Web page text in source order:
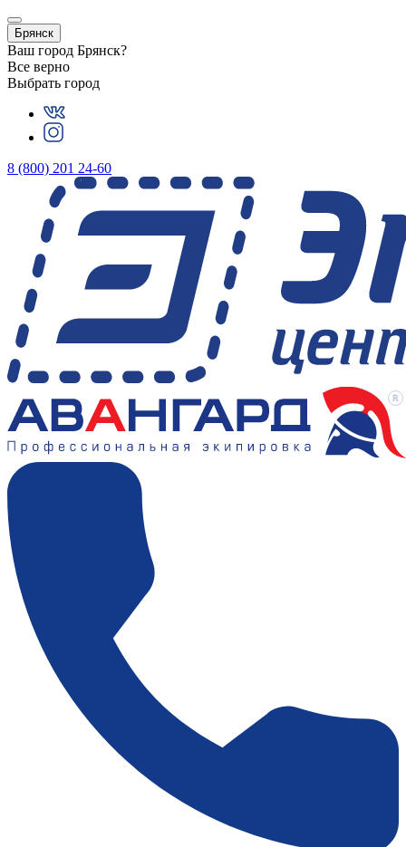
Брянск
Ваш город Брянск?
Все верно
Выбрать город
8 (800) 201 24-60